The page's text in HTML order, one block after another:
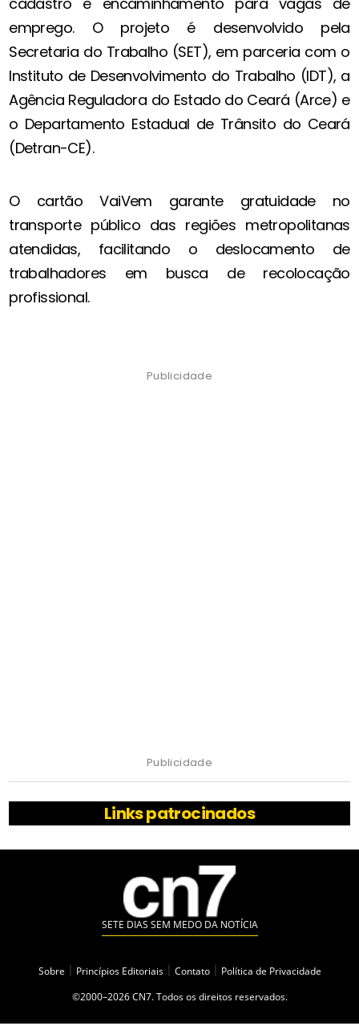
emprego. O projeto é desenvolvido pela
Secretaria do Trabalho (SET), em parceria com o
Instituto de Desenvolvimento do Trabalho (IDT), a
Agência Reguladora do Estado do Ceará (Arce) e
o Departamento Estadual de Trânsito do Ceará
(Detran-CE).
O cartão VaiVem garante gratuidade no
transporte público das regiões metropolitanas
atendidas, facilitando o deslocamento de
trabalhadores em busca de recolocação
profissional.
Publicidade
Publicidade
Links patrocinados
SETE DIAS SEM MEDO DA NOTÍCIA
Sobre Princípios Editoriais Contato
Política de Privacidade
©2000–2026 CN7. Todos os direitos reservados.